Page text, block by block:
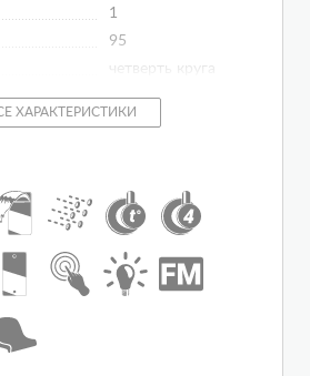
1
95
четверть круга
сенсорное
двери
матовое
есть
алюминий
акрил
стенки
ХАРАКТЕРИСТИКИ